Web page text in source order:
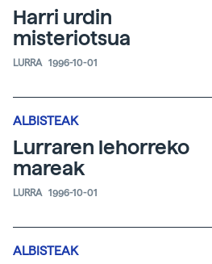
Harri urdin
misteriotsua
LURRA 1996-10-01
ALBISTEAK
Lurraren lehorreko
mareak
LURRA 1996-10-01
ALBISTEAK